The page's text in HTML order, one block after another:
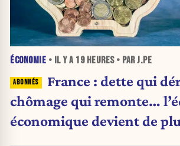
ÉCONOMIE • IL Y A 19 HEURES• PAR J.PE
France : dette qui
chômage qui remonte…
économique devient de